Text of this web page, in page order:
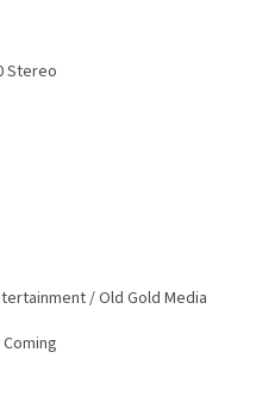
Stereo
/ Old Gold Media